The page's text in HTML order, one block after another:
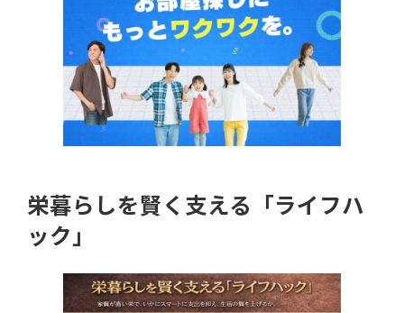
栄暮らしを賢く支える「ライフハ
ック」